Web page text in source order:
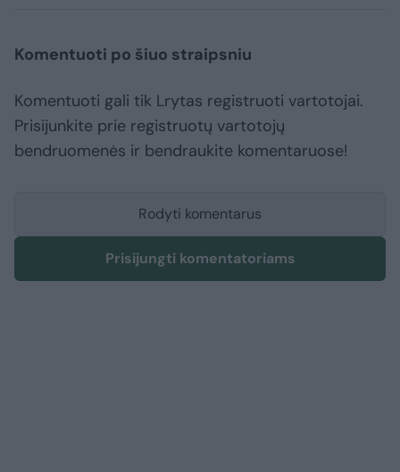
Komentuoti po šiuo straipsniu
Komentuoti gali tik Lrytas registruoti vartotojai.
Prisijunkite prie registruotų vartotojų
bendruomenės ir bendraukite komentaruose!
Rodyti komentarus
Prisijungti komentatoriams